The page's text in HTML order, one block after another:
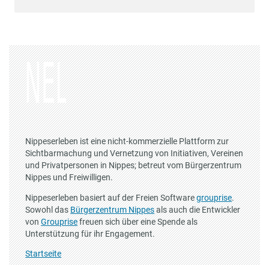
Nippeserleben ist eine nicht-kommerzielle Plattform zur
Sichtbarmachung und Vernetzung von Initiativen, Vereinen
und Privatpersonen in Nippes; betreut vom Bürgerzentrum
Nippes und Freiwilligen.
Nippeserleben basiert auf der Freien Softwaregrouprise.
Sowohl dasBürgerzentrum Nippesals auch die Entwickler
vonGrouprisefreuen sich über eine Spende als
Unterstützung für ihr Engagement.
Startseite